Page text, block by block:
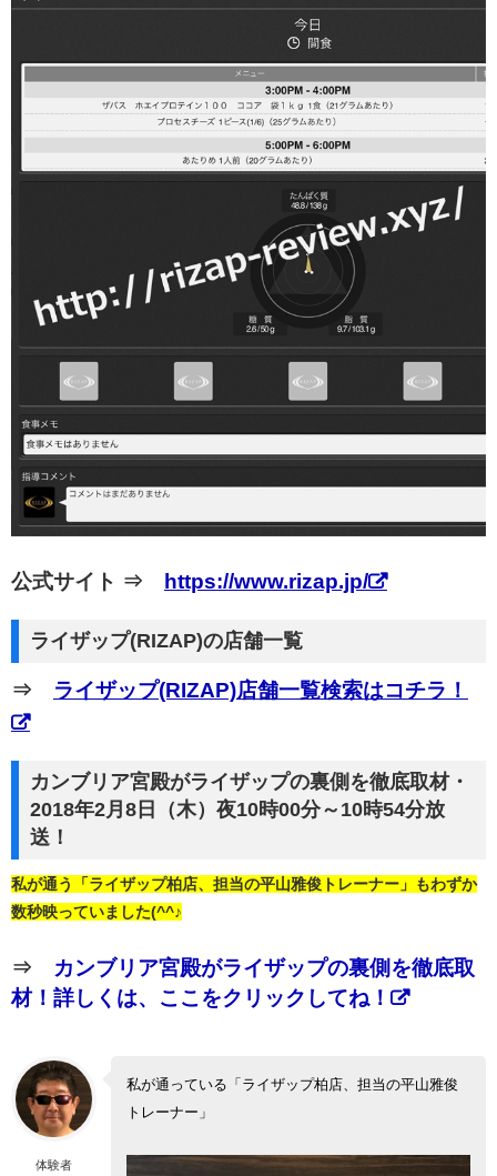
公式サイト ⇒ https://www.rizap.jp/
ライザップ(RIZAP)の店舗一覧
⇒ ライザップ(RIZAP)店舗一覧検索はコチラ！
カンブリア宮殿がライザップの裏側を徹底取材・
2018年2月8日（木）夜10時00分～10時54分放
送！
私が通う「ライザップ柏店、担当の平山雅俊トレーナー」もわずか
数秒映っていました(^^♪
⇒ カンブリア宮殿がライザップの裏側を徹底取
材！詳しくは、ここをクリックしてね！
体験者
私が通っている「ライザップ柏店、担当の平山雅俊
トレーナー」